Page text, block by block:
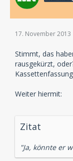
17. November 2013
Stimmt, das
rausgekürzt,
Weiter hiermit:
Zitat
"Ja, könnte er